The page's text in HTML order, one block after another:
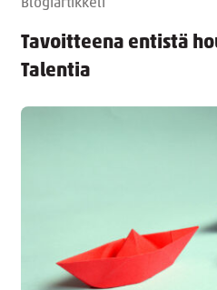
Blogiartikkeli
Tavoitteena entistä
Talentia